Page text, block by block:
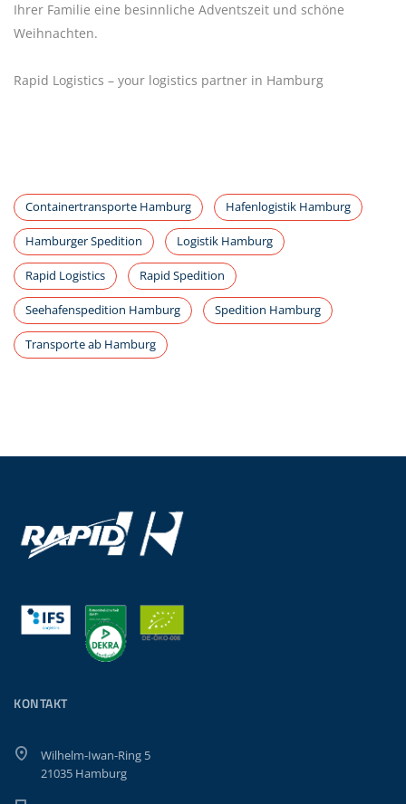
Ihrer Familie eine besinnliche Adventszeit und schöne
Weihnachten.
Rapid Logistics – your logistics partner in Hamburg
Containertransporte Hamburg Hafenlogistik Hamburg
Hamburger Spedition Logistik Hamburg
Rapid Logistics Rapid Spedition
Seehafenspedition Hamburg Spedition Hamburg
Transporte ab Hamburg
KONTAKT
Wilhelm-Iwan-Ring 5
21035 Hamburg